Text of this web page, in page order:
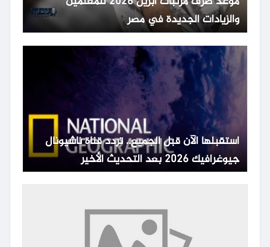
والزيادات الجديدة في مصر
استقبلها الآن قبل الجميع.. تردد قناة ناشيونال
جيوغرافيك 2026 بعد التحديث الأخير